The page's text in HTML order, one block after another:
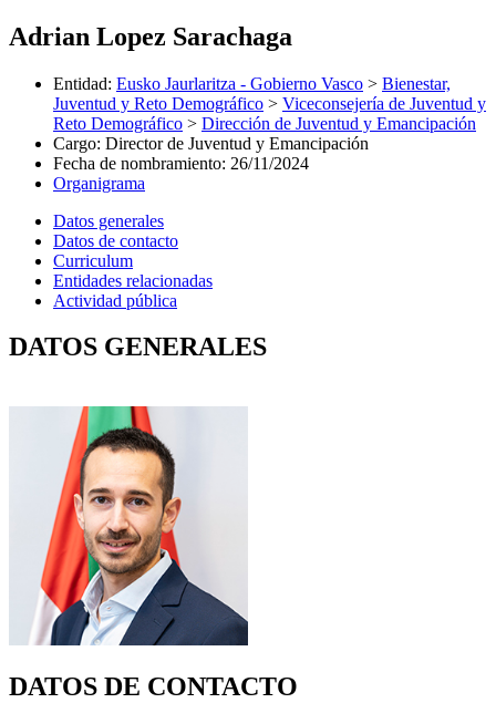
Adrian Lopez Sarachaga
Entidad: Eusko Jaurlaritza - Gobierno Vasco > Bienestar,
Juventud y Reto Demográfico > Viceconsejería de Juventud y
Reto Demográfico > Dirección de Juventud y Emancipación
Cargo: Director de Juventud y Emancipación
Fecha de nombramiento: 26/11/2024
Organigrama
Datos generales
Datos de contacto
Curriculum
Entidades relacionadas
Actividad pública
DATOS GENERALES
DATOS DE CONTACTO